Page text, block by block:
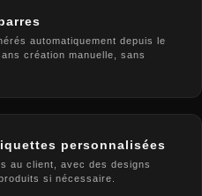
automatiquement depuis le
création manuelle, sans
personnalisées
au client, avec des designs
si nécessaire.